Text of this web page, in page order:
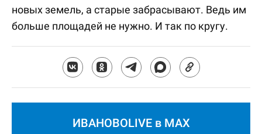
новых земель, а старые забрасывают. Ведь им
больше площадей не нужно. И так по кругу.
ИВАНОВОLIVE в MAX